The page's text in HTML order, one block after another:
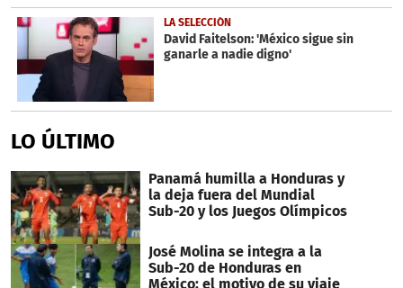
LA SELECCIÓN
David Faitelson: 'México sigue sin
ganarle a nadie digno'
LO ÚLTIMO
Panamá humilla a Honduras y
la deja fuera del Mundial
Sub-20 y los Juegos Olímpicos
José Molina se integra a la
Sub-20 de Honduras en
México: el motivo de su viaje